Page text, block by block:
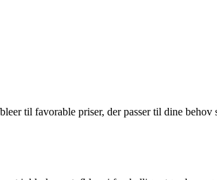
til favorable priser, der passer til dine